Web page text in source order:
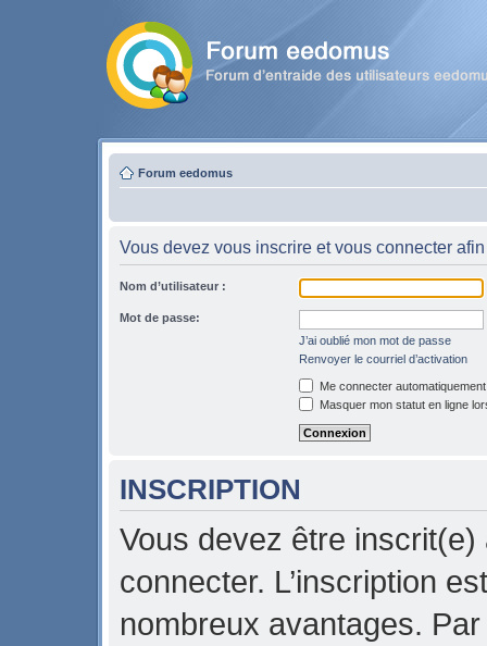
Forum eedomus
Vous devez vous inscrire et vous connecter
Nom d’utilisateur :
Mot de passe:
J’ai oublié mon mot de passe
Renvoyer le courriel d’activation
Me connecter
Masquer mon statut en ligne
INSCRIPTION
Vous devez être
connecter. L’inscription
nombreux avantages.